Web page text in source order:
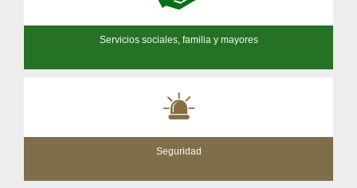
Servicios sociales, familia y mayores
Seguridad